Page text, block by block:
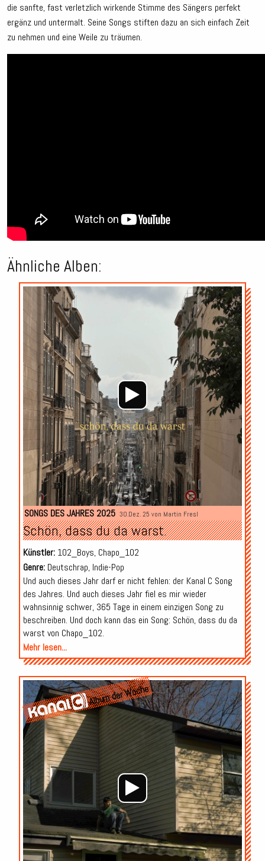
die sanfte, fast verletzlich wirkende Stimme des Sängers perfekt
ergänz und untermalt. Seine Songs stiften dazu an sich einfach Zeit
zu nehmen und eine Weile zu träumen.
Ähnliche Alben:
Audio-
Player
SONGS DES JAHRES 2025 30.Dez. 25 von Martin Fresl
Schön, dass du da warst.
Künstler:102_Boys, Chapo_102
Genre:Deutschrap, Indie-Pop
Und auch dieses Jahr darf er nicht fehlen: der Kanal C Song
des Jahres. Und auch dieses Jahr fiel es mir wieder
wahnsinnig schwer, 365 Tage in einem einzigen Song zu
beschreiben. Und doch kann das ein Song: Schön, dass du da
warst von Chapo_102.
Mehr lesen...
Album der Woche
Audio-
Player